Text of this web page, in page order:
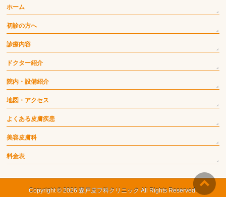
ホーム
初診の方へ
診療内容
ドクター紹介
院内・設備紹介
地図・アクセス
よくある皮膚疾患
美容皮膚科
料金表
Copyright © 2026森戸皮フ科クリニック All Rights Reserved.